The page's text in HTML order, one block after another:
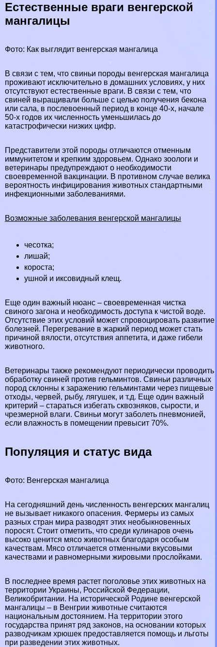
Естественные враги венгерской
мангалицы
Фото: Как выглядит венгерская мангалица
В связи с тем, что свиньи породы венгерская мангалица
проживают исключительно в домашних условиях, у них
отсутствуют естественные враги. В связи с тем, что
свиней выращивали больше с целью получения бекона
или сала, в послевоенный период в конце 40-х, начале
50-х годов их численность уменьшилась до
катастрофически низких цифр.
Представители этой породы отличаются отменным
иммунитетом и крепким здоровьем. Однако зоологи и
ветеринары предупреждают о необходимости
своевременной вакцинации. В противном случае велика
вероятность инфицирования животных стандартными
инфекционными заболеваниями.
Возможные заболевания венгерской мангалицы
чесотка;
лишай;
короста;
ушной и иксовидный клещ.
Еще один важный нюанс – своевременная чистка
свиного загона и необходимость доступа к чистой воде.
Отсутствие этих условий может спровоцировать развитие
болезней. Перегревание в жаркий период может стать
причиной вялости, отсутствия аппетита, и даже гибели
животного.
Ветеринары также рекомендуют периодически проводить
обработку свиней против гельминтов. Свиньи различных
пород склонны к заражению гельминтами через пищевые
отходы, червей, рыбу, лягушек, и т.д. Еще один важный
критерий – стараться избегать сквозняков, сырости, и
чрезмерной влаги. Свиньи могут заболеть пневмонией,
если влажность в помещении превысит 70%.
Популяция и статус вида
Фото: Венгерская мангалица
На сегодняшний день численность венгерских мангалиц
не вызывает никакого опасения. Фермеры из самых
разных стран мира разводят этих необыкновенных
поросят. Стоит отметить, что среди кулинаров очень
высоко ценится мясо животных благодаря особым
качествам. Мясо отличается отменными вкусовыми
качествами и равномерными жировыми прослойками.
В последнее время растет поголовье этих животных на
территории Украины, Российской Федерации,
Великобритании. На исторической Родине венгерской
мангалицы – в Венгрии животные считаются
национальным достоянием. На территории этого
государства принят ряд законов, на основании которых
разводчикам хрюшек предоставляется помощь и льготы
при разведении этих животных.